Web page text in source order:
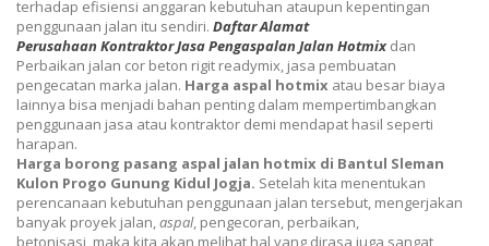
terhadap efisiensi anggaran kebutuhan ataupun kepentingan
penggunaan jalan itu sendiri. Daftar Alamat
PerusahaanKontraktorJasaPengaspalanJalan Hotmixdan
Perbaikan jalan cor beton rigit readymix, jasa pembuatan
pengecatan marka jalan. Harga aspal hotmix atau besar biaya
lainnya bisa menjadi bahan penting dalam mempertimbangkan
penggunaan jasa atau kontraktor demi mendapat hasil seperti
harapan.
Harga borong pasang aspal jalan hotmix di Bantul Sleman
Kulon Progo Gunung Kidul Jogja. Setelah kita menentukan
perencanaan kebutuhan penggunaan jalan tersebut, mengerjakan
banyak proyek jalan, aspal, pengecoran, perbaikan,
betonisasi, maka kita akan melihat hal yang dirasa juga sangat